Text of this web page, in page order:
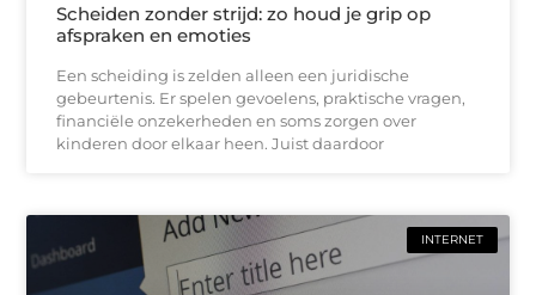
Scheiden zonder strijd: zo houd je grip op
afspraken en emoties
Een scheiding is zelden alleen een juridische
gebeurtenis. Er spelen gevoelens, praktische vragen,
financiële onzekerheden en soms zorgen over
kinderen door elkaar heen. Juist daardoor
INTERNET